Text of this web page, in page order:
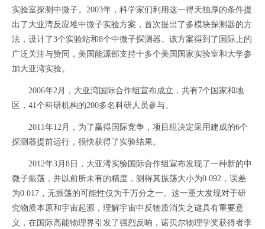
实验室探测中微子。2003年，科学家们利用这一得天独厚的条件提
出了大亚湾反应堆中微子实验方案，首次提出了多模块探测器的方
法，设计了3个实验站和8个中微子探测器。该方案得到了国际上的
广泛关注与赞同，美国能源部支持十多个美国国家实验室和大学参
加大亚湾实验。
2006年2月，大亚湾国际合作组宣布成立，共有7个国家和地
区，41个科研机构的200多名科研人员参与。
2011年12月，为了赢得国际竞争，项目组决定采用建成的6个
探测器提前运行，很快获得了实验结果。
2012年3月8日，大亚湾实验国际合作组宣布发现了一种新的中
微子振荡，并以前所未有的精度，测得其振荡大小为0.092，误差
为0.017，无振荡的可能性仅为千万分之一。这一重大发现对于研
究物质本原和宇宙起源，理解宇宙中反物质消失之谜具有重要意
义，在国际高能物理界引发了强烈反响，诺贝尔物理学奖获得者李